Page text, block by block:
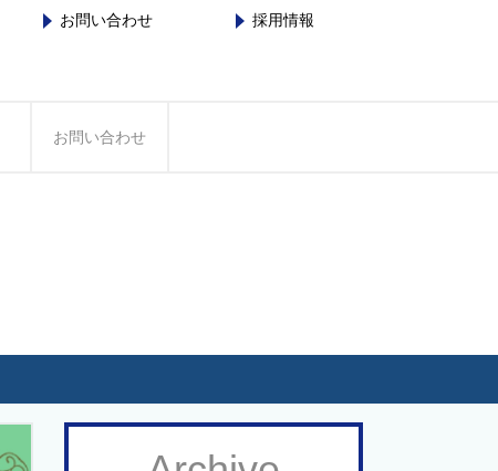
お問い合わせ 採用情報
お問い合わせ